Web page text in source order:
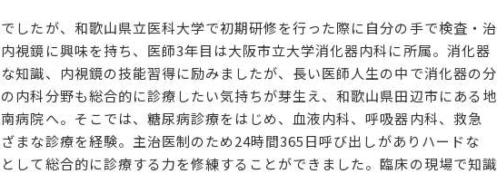
したが、和歌山県立医科大学で初期研修を行った際に自分の手で検査・治
視鏡に興味を持ち、医師3年目は大阪市立大学消化器内科に所属。消化器
知識、内視鏡の技能習得に励みましたが、長い医師人生の中で消化器の分
内科分野も総合的に診療したい気持ちが芽生え、和歌山県田辺市にある地
病院へ。そこでは、糖尿病診療をはじめ、血液内科、呼吸器内科、救急
まな診療を経験。主治医制のため24時間365日呼び出しがありハードな
して総合的に診療する力を修練することができました。臨床の現場で知識